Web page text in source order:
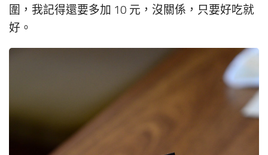
圍，我記得還要多加 10 元，沒關係，只要好吃就
好。